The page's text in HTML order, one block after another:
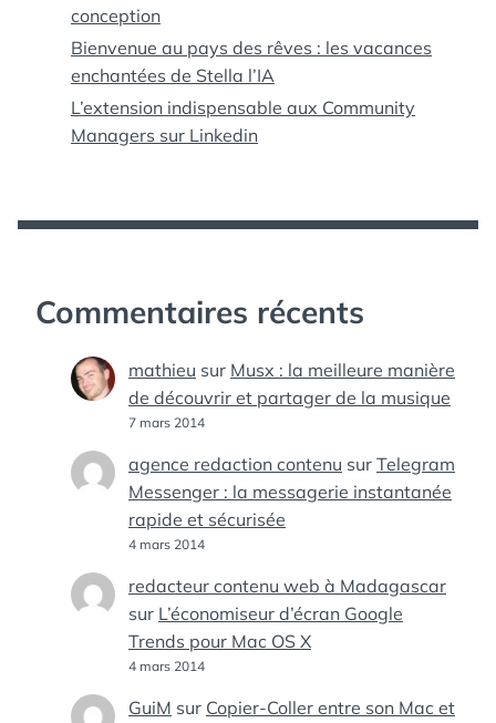
conception
Bienvenue au pays des rêves : les vacances
enchantées de Stella l’IA
L’extension indispensable aux Community
Managers sur Linkedin
Commentaires récents
mathieu sur Musx : la meilleure manière
de découvrir et partager de la musique
7 mars 2014
agence redaction contenu sur Telegram
Messenger : la messagerie instantanée
rapide et sécurisée
4 mars 2014
redacteur contenu web à Madagascar
sur L’économiseur d’écran Google
Trends pour Mac OS X
4 mars 2014
GuiM sur Copier-Coller entre son Mac et